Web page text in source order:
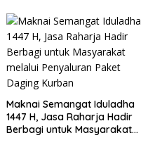
Maknai Semangat Iduladha
1447 H, Jasa Raharja Hadir
Berbagi untuk Masyarakat